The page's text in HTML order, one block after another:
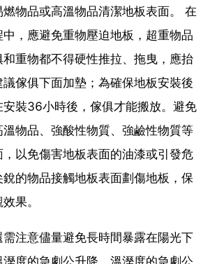
物品或高溫物品清潔地板表面。 在
，應避免重物壓迫地板，超重物品
重物都不得硬性推拉、拖曳，應抬
傢俱下面加墊；為確保地板安裝後
安裝36小時後，傢俱才能搬放。避免
物品、強酸性物質、強鹼性物質等
以免傷害地板表面的油漆或引發危
的物品接觸地板表面劃傷地板，保
果。
注意儘量避免長時間暴露在陽光下
度的急劇公升降，溫溼度的急劇公